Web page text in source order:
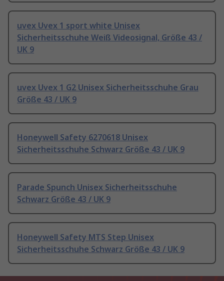
uvex Uvex 1 sport white Unisex
Sicherheitsschuhe Weiß Videosignal, Größe 43 /
UK 9
uvex Uvex 1 G2 Unisex Sicherheitsschuhe Grau
Größe 43 / UK 9
Honeywell Safety 6270618 Unisex
Sicherheitsschuhe Schwarz Größe 43 / UK 9
Parade Spunch Unisex Sicherheitsschuhe
Schwarz Größe 43 / UK 9
Honeywell Safety MTS Step Unisex
Sicherheitsschuhe Schwarz Größe 43 / UK 9